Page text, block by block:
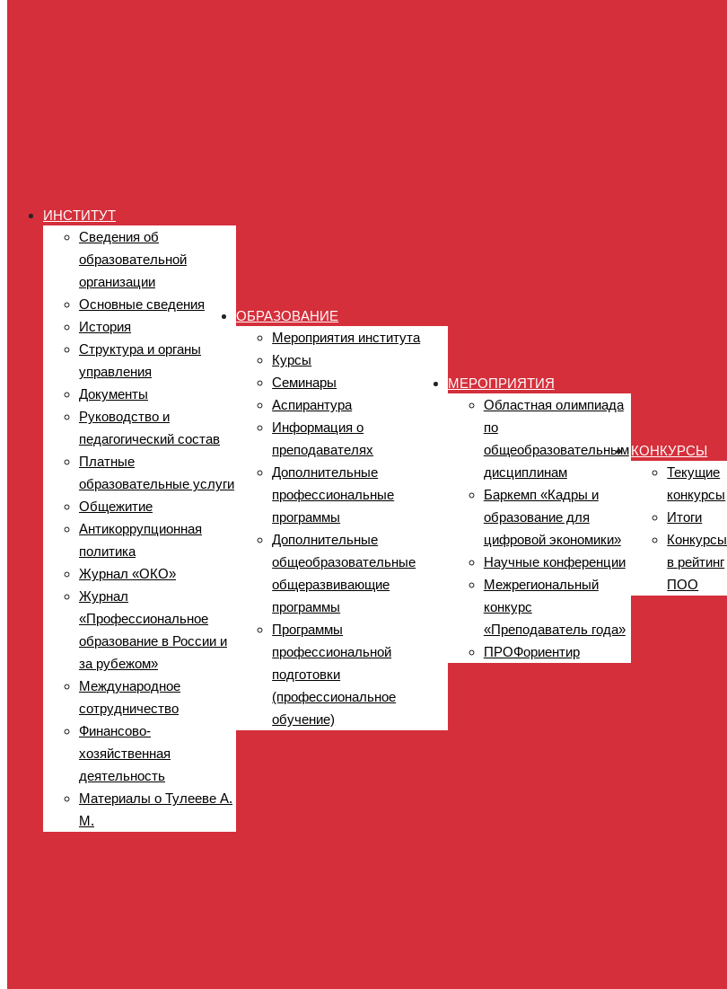
ИНСТИТУТ
Сведения об
образовательной
организации
Основные сведения
История
Структура и органы
управления
Документы
Руководство и
педагогический состав
Платные
образовательные услуги
Общежитие
Антикоррупционная
политика
Журнал «ОКО»
Журнал
«Профессиональное
образование в России и
за рубежом»
Международное
сотрудничество
Финансово-
хозяйственная
деятельность
Материалы о Тулееве А.
М.
ОБРАЗОВАНИЕ
Мероприятия института
Курсы
Семинары
Аспирантура
Информация о
преподавателях
Дополнительные
профессиональные
программы
Дополнительные
общеобразовательные
общеразвивающие
программы
Программы
профессиональной
подготовки
(профессиональное
обучение)
МЕРОПРИЯТИЯ
Областная олимпиада
по
общеобразовательным
дисциплинам
Баркемп «Кадры и
образование для
цифровой экономики»
Научные конференции
Межрегиональный
конкурс
«Преподаватель года»
ПРОФориентир
КОНКУРСЫ
Текущие
конкурсы
Итоги
Конкурсы
в рейтинг
ПОО